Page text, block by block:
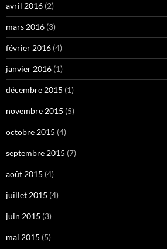
avril 2016 (2)
mars 2016 (3)
février 2016 (4)
janvier 2016 (1)
décembre 2015 (1)
novembre 2015 (5)
octobre 2015 (4)
septembre 2015 (7)
août 2015 (4)
juillet 2015 (4)
juin 2015 (3)
mai 2015 (5)